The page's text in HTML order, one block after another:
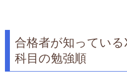
合格者が知ってい
科目の勉強順